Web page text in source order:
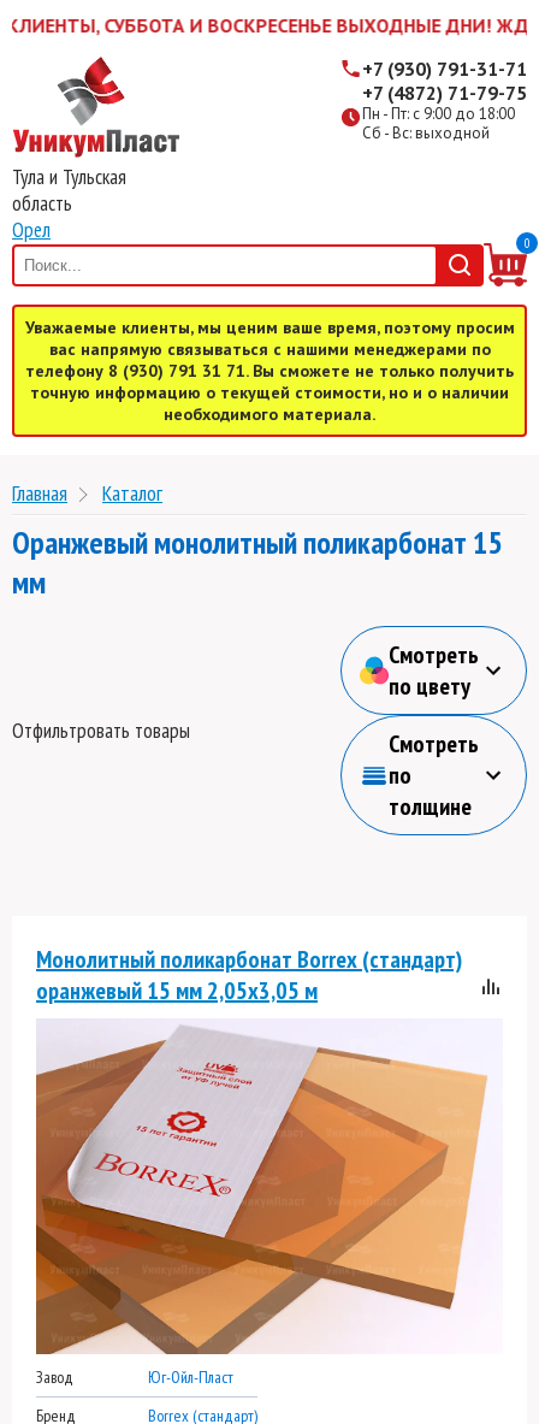
СУББОТА И ВОСКРЕСЕНЬЕ ВЫХОДНЫЕ ДНИ! ЖДЕМ
Тула и Тульская
область
Орел
Пн - Пт: с 9:00 до 18:00
Сб - Вс: выходной
+7 (930) 791-31-71
+7 (4872) 71-79-75
0
Уважаемые клиенты, мы ценим ваше время, поэтому просим
вас напрямую связываться с нашими менеджерами по
телефону 8 (930) 791 31 71. Вы сможете не только получить
точную информацию о текущей стоимости, но и о наличии
необходимого материала.
Главная Каталог
Оранжевый монолитный поликарбонат 15
мм
Отфильтровать товары
Смотреть
по цвету
Смотреть
по
толщине
Монолитный поликарбонат Borrex (стандарт)
оранжевый 15 мм 2,05х3,05 м
Завод
Юг-Ойл-Пласт
Бренд
Borrex (стандарт)